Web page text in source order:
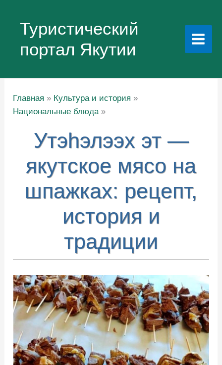
содержимому
Туристический
портал Якутии
Главная
Культура и история
Национальные блюда
Утэhэлээх эт —
якутское мясо на
шпажках: рецепт,
история и
традиции